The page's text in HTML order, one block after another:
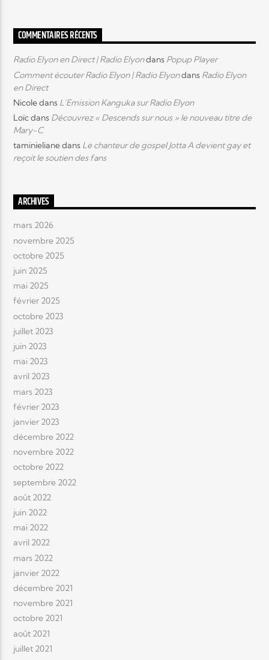
COMMENTAIRES RÉCENTS
Radio Elyon en Direct | Radio Elyondans Popup Player
Comment écouter Radio Elyon | Radio Elyondans Radio Elyon
en Direct
Nicoledans L’Emission Kanguka sur Radio Elyon
Loïcdans Découvrez « Descends sur nous » le nouveau titre de
Mary-C
taminielianedans Le chanteur de gospel Jotta A devient gay et
reçoit le soutien des fans
ARCHIVES
mars 2026
novembre 2025
octobre 2025
juin 2025
mai 2025
février 2025
octobre 2023
juillet 2023
juin 2023
mai 2023
avril 2023
mars 2023
février 2023
janvier 2023
décembre 2022
novembre 2022
octobre 2022
septembre 2022
août 2022
juin 2022
mai 2022
avril 2022
mars 2022
janvier 2022
décembre 2021
novembre 2021
octobre 2021
août 2021
juillet 2021